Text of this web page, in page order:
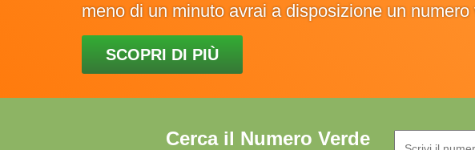
meno di un minuto avrai a disposizione un
SCOPRI DI PIÙ
Cerca il Numero Verde